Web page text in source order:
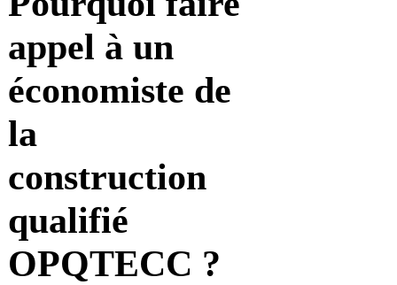
appel à un
économiste de
la
construction
qualifié
OPQTECC ?